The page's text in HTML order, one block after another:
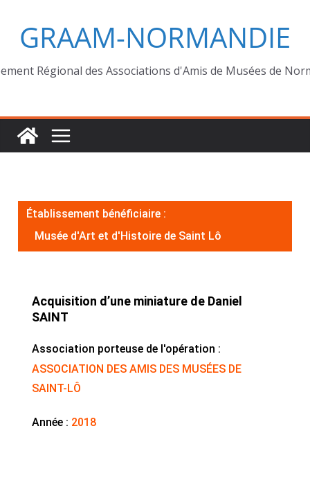
GRAAM-NORMANDIE
Régional des Associations d'Amis de Musées de
Établissement bénéficiaire :
Musée d'Art et d'Histoire de Saint Lô
Acquisition d’une miniature de Daniel
SAINT
Association porteuse de l'opération :
ASSOCIATION DES AMIS DES MUSÉES DE
SAINT-LÔ
Année : 2018